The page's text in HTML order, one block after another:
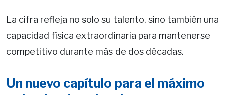
La cifra refleja no solo su talento, sino también una
capacidad física extraordinaria para mantenerse
competitivo durante más de dos décadas.
Un nuevo capítulo para el máximo